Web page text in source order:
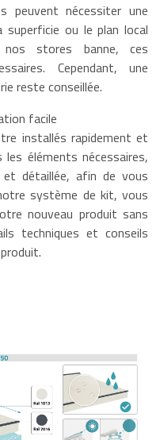
peuvent nécessiter une
superficie ou le plan local
nos stores banne, ces
Cependant, une
reste conseillée.
facile
installés rapidement et
éléments nécessaires,
et détaillée, afin de vous
système de kit, vous
nouveau produit sans
techniques et conseils